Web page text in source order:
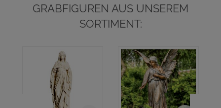
GRABFIGUREN AUS UNSEREM
SORTIMENT: